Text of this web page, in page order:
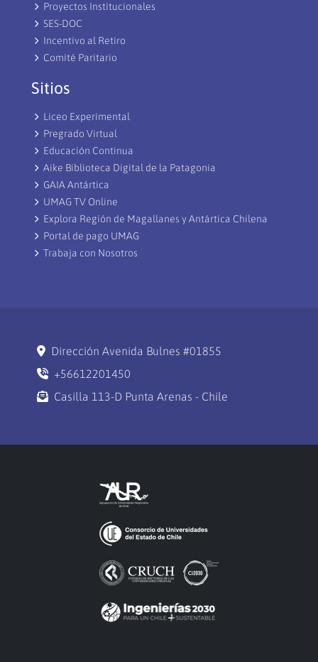
Proyectos Institucionales
SES-DOC
Incentivo al Retiro
Comité Paritario
Sitios
Liceo Experimental
Pregrado Virtual
Educación Continua
Aike Biblioteca Digital de la Patagonia
GAIA Antártica
UMAG TV Online
Explora Región de Magallanes y Antártica Chilena
Portal de pago UMAG
Trabaja con Nosotros
Dirección Avenida Bulnes #01855
+56612201450
Casilla 113-D Punta Arenas - Chile